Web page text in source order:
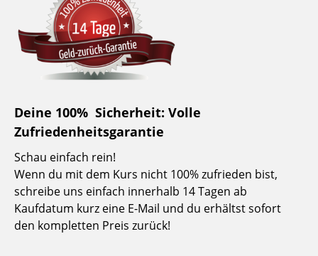
Deine 100% Sicherheit: Volle
Zufriedenheitsgarantie
Schau einfach rein!
Wenn du mit dem Kurs nicht 100% zufrieden bist,
schreibe uns einfach innerhalb 14 Tagen ab
Kaufdatum kurz eine E-Mail und du erhältst sofort
den kompletten Preis zurück!